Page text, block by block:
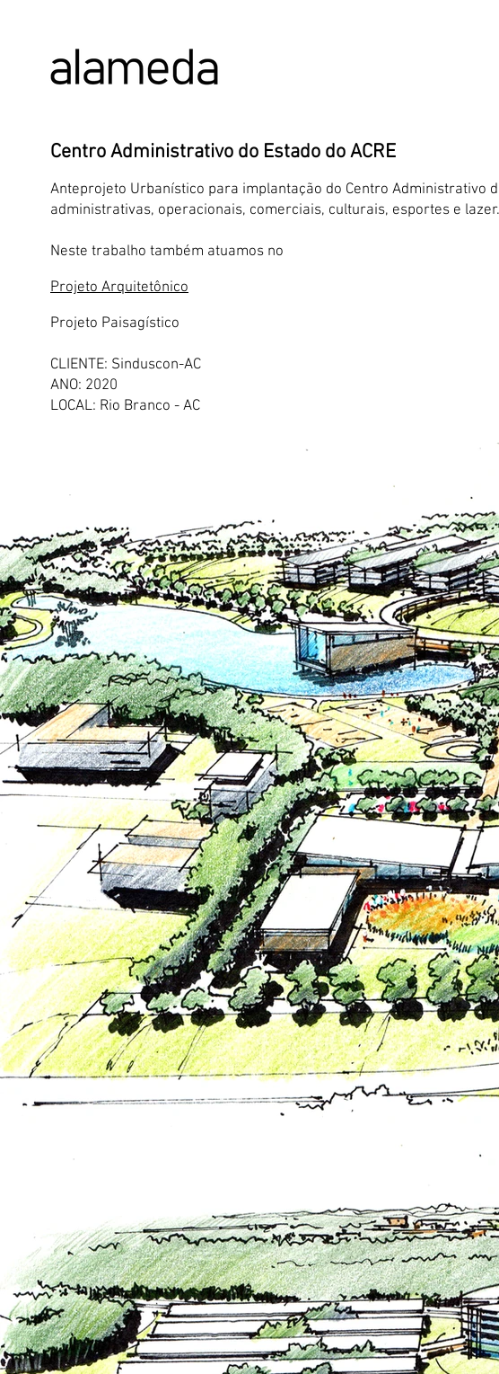
Centro Administrativo do Estado do ACRE
Anteprojeto Urbanístico para implantação do Centro Administrativo
administrativas, operacionais, comerciais, culturais, esportes e lazer.
Neste trabalho também atuamos no
Projeto Arquitetônico
Projeto Paisagístico
CLIENTE: Sinduscon-AC
ANO: 2020
LOCAL: Rio Branco - AC